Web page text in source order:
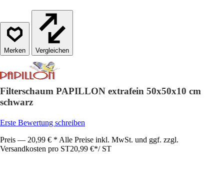
Vergleichen
Filterschaum PAPILLON extrafein 50x50x10 cm
schwarz
Erste Bewertung schreiben
Preis — 20,99 € * Alle Preise inkl. MwSt. und ggf. zzgl.
Versandkosten pro ST20,99 €*/ ST